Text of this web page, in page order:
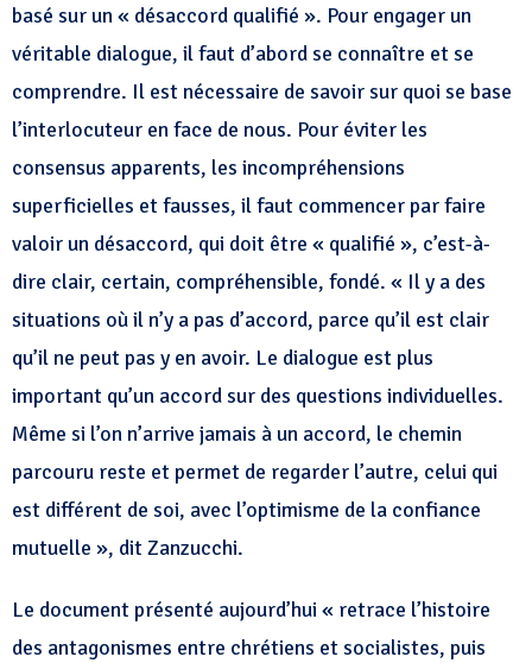
basé sur un « désaccord qualifié ». Pour engager un
véritable dialogue, il faut d’abord se connaître et se
comprendre. Il est nécessaire de savoir sur quoi se base
l’interlocuteur en face de nous. Pour éviter les
consensus apparents, les incompréhensions
superficielles et fausses, il faut commencer par faire
valoir un désaccord, qui doit être « qualifié », c’est-à-
dire clair, certain, compréhensible, fondé. « Il y a des
situations où il n’y a pas d’accord, parce qu’il est clair
qu’il ne peut pas y en avoir. Le dialogue est plus
important qu’un accord sur des questions individuelles.
Même si l’on n’arrive jamais à un accord, le chemin
parcouru reste et permet de regarder l’autre, celui qui
est différent de soi, avec l’optimisme de la confiance
mutuelle », dit Zanzucchi.
Le document présenté aujourd’hui « retrace l’histoire
des antagonismes entre chrétiens et socialistes, puis